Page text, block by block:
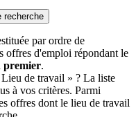
recherche
par ordre de
offres d'emploi répondant le
premier.
de travail » ? La liste
à vos critères. Parmi
offres dont le lieu de travail